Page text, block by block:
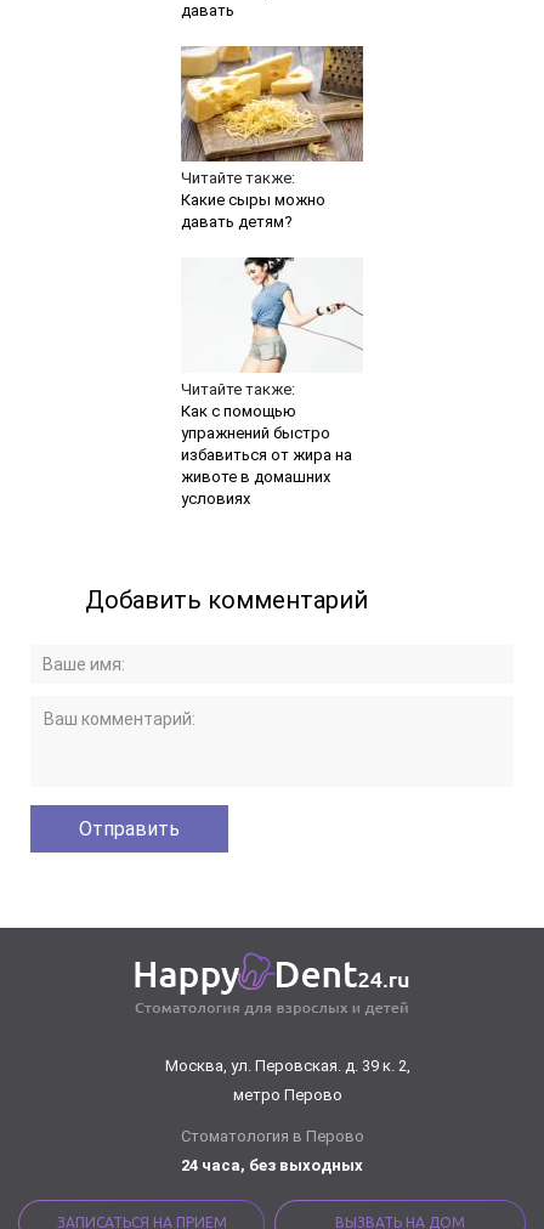
давать
Читайте также:
Какие сыры можно
давать детям?
Читайте также:
Как с помощью
упражнений быстро
избавиться от жира на
животе в домашних
условиях
Добавить комментарий
Москва, ул. Перовская. д. 39 к. 2,
метро Перово
Стоматология в Перово
24 часа, без выходных
ЗАПИСАТЬСЯ НА ПРИЕМ ВЫЗВАТЬ НА ДОМ